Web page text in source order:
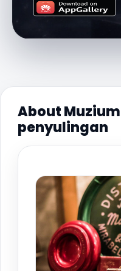
About
penyulingan